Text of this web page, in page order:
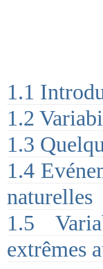
1.1
1.2
1.3
1.4
naturelles
1.5
extrêmes